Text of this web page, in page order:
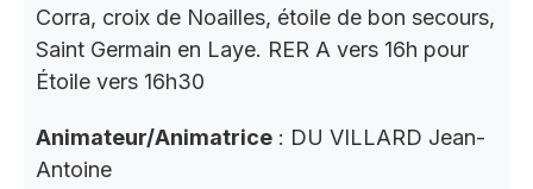
Corra, croix de Noailles, étoile de bon secours,
Saint Germain en Laye. RER A vers 16h pour
Étoile vers 16h30
Animateur/Animatrice : DU VILLARD Jean-
Antoine